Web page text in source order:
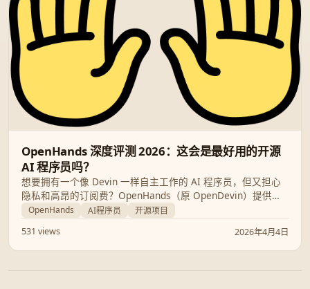
OpenHands 深度评测 2026：这会是最好用的开源
AI 程序员吗？
想要拥有一个像 Devin 一样自主工作的 AI 程序员，但又担心
隐私和高昂的订阅费？OpenHands（原 OpenDevin）提供了
完美的开源替代方案。本文将深入分析其核心功能、性能表现
以及 2026 年的最新更新，帮你决定它是否值得部署。
OpenHands AI程序员
开源项目
531 views
2026年4月4日